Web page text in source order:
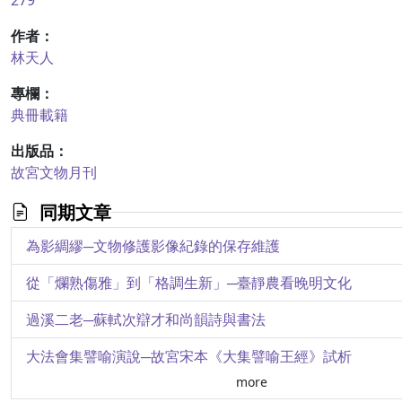
作者：
林天人
專欄：
典冊載籍
出版品：
故宮文物月刊
同期文章
為影綢繆─文物修護影像紀錄的保存維護
從「爛熟傷雅」到「格調生新」─臺靜農看晚明文化
過溪二老─蘇軾次辯才和尚韻詩與書法
大法會集譬喻演說─故宮宋本《大集譬喻王經》試析
more